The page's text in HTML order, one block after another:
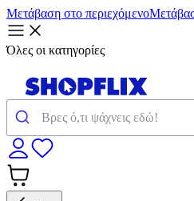
Μετάβαση στο περιεχόμενο
Όλες οι κατηγορίες